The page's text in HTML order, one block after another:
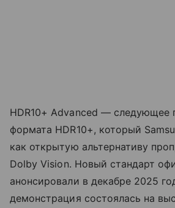
HDR10+ Advanced — следующее
формата HDR10+, который
как открытую альтернативу
Dolby Vision. Новый стандарт
анонсировали в декабре 2025
демонстрация состоялась на